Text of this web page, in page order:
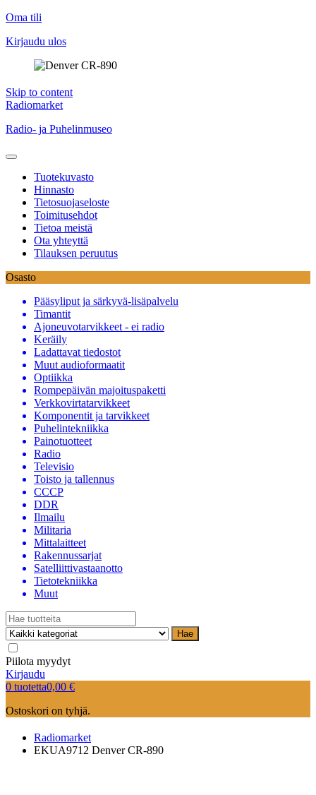
Oma tili
Kirjaudu ulos
Skip to content
Radiomarket
Radio- ja Puhelinmuseo
Tuotekuvasto
Hinnasto
Tietosuojaseloste
Toimitusehdot
Tietoa meistä
Ota yhteyttä
Tilauksen peruutus
Osasto
Pääsyliput ja särkyvä-lisäpalvelu
Timantit
Ajoneuvotarvikkeet - ei radio
Keräily
Ladattavat tiedostot
Muut audioformaatit
Optiikka
Rompepäivän majoituspaketti
Verkkovirtatarvikkeet
Komponentit ja tarvikkeet
Puhelintekniikka
Painotuotteet
Radio
Televisio
Toisto ja tallennus
CCCP
DDR
Ilmailu
Militaria
Mittalaitteet
Rakennussarjat
Satelliittivastaanotto
Tietotekniikka
Muut
Hae
Piilota myydyt
Kirjaudu
0 tuotetta0,00 €
Ostoskori on tyhjä.
Radiomarket
EKUA9712 Denver CR-890